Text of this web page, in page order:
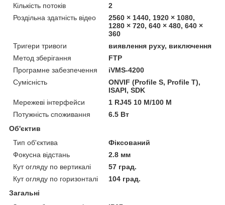
Кількість потоків
2
Роздільна здатність відео
2560 × 1440, 1920 × 1080,
1280 × 720, 640 × 480, 640 ×
360
Тригери тривоги
виявлення руху, виключення
Метод зберігання
FTP
Програмне забезпечення
iVMS-4200
Сумісність
ONVIF (Profile S, Profile T),
ISAPI, SDK
Мережеві інтерфейси
1 RJ45 10 M/100 M
Потужність споживання
6.5 Вт
Об'єктив
Тип об'єктива
Фіксований
Фокусна відстань
2.8 мм
Кут огляду по вертикалі
57 град.
Кут огляду по горизонталі
104 град.
Загальні